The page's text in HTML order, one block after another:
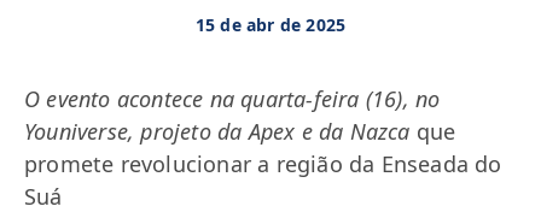
15 de abr de 2025
O evento acontece na quarta-feira (16), no
Youniverse, projeto da Apex e da Nazca que
promete revolucionar a região da Enseada do
Suá